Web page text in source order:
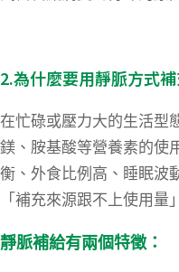
2.為什麼要用靜脈方式
在忙碌或壓力大的生活型
鎂、胺基酸等營養素的使
衡、外食比例高、睡眠波
「補充來源跟不上使用量
靜脈補給有兩個特徵：